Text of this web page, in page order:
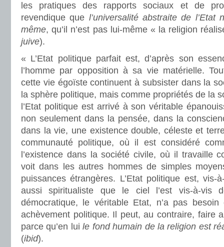
les pratiques des rapports sociaux et de
revendique que l’universalité abstraite de l’Etat
même, qu’il n’est pas lui-même « la religion
juive).
« L’Etat politique parfait est, d’après son
l’homme par opposition à sa vie matérielle.
cette vie égoïste continuent à subsister dans la
la sphère politique, mais comme propriétés de la
l’Etat politique est arrivé à son véritable
non seulement dans la pensée, dans la
dans la vie, une existence double, céleste et
communauté politique, où il est considéré
l’existence dans la société civile, où il travaille
voit dans les autres hommes de simples
puissances étrangères. L’Etat politique est,
aussi spiritualiste que le ciel l’est vis-à-vis
démocratique, le véritable Etat, n’a pas
achèvement politique. Il peut, au contraire, faire
parce qu’en luile fond humain de la religion est
(ibid).